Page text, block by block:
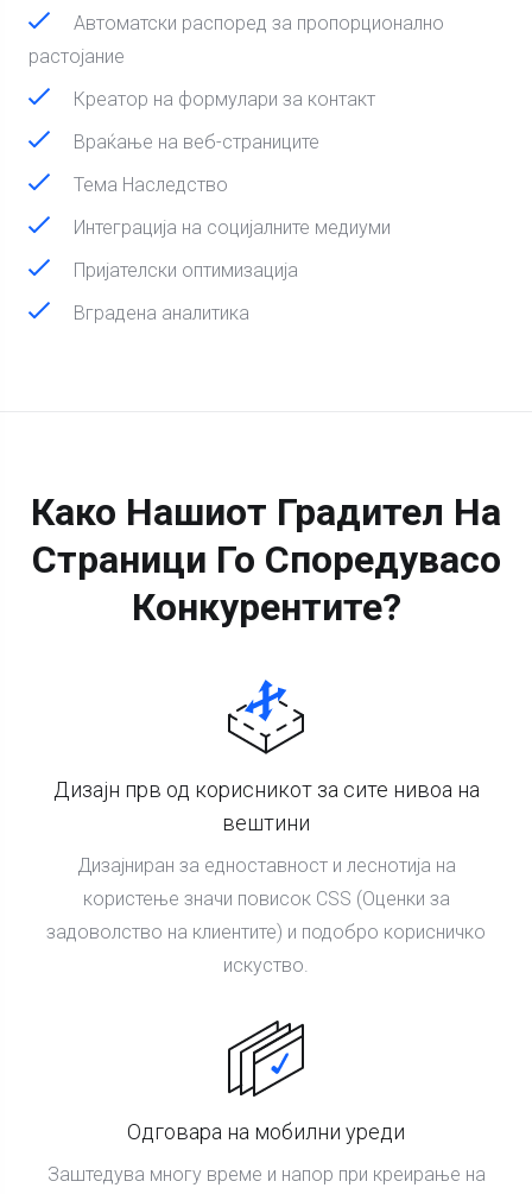
Автоматски распоред за пропорционално
растојание
Креатор на формулари за контакт
Враќање на веб-страниците
Тема Наследство
Интеграција на социјалните медиуми
Пријателски оптимизација
Вградена аналитика
Како Нашиот Градител На
Страници Го СпоредуваСо
Конкурентите?
Дизајн прв од корисникот за сите нивоа на
вештини
Дизајниран за едноставност и леснотија на
користење значи повисок CSS (Оценки за
задоволство на клиентите) и подобро корисничко
искуство.
Одговара на мобилни уреди
Заштедува многу време и напор при креирање на